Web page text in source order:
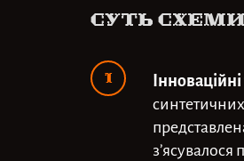
Суть